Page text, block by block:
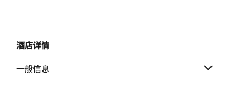
酒店详情
一般信息